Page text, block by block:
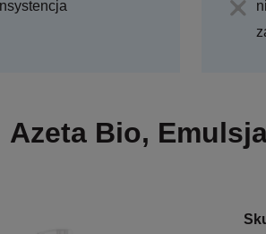
Azeta Bio,